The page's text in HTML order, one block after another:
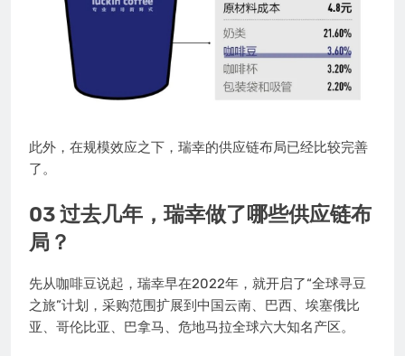
此外，在规模效应之下，瑞幸的供应链布局已经比较完善
了。
03 过去几年，瑞幸做了哪些供应链布
局？
先从咖啡豆说起，瑞幸早在2022年，就开启了“全球寻豆
之旅”计划，采购范围扩展到中国云南、巴西、埃塞俄比
亚、哥伦比亚、巴拿马、危地马拉全球六大知名产区。